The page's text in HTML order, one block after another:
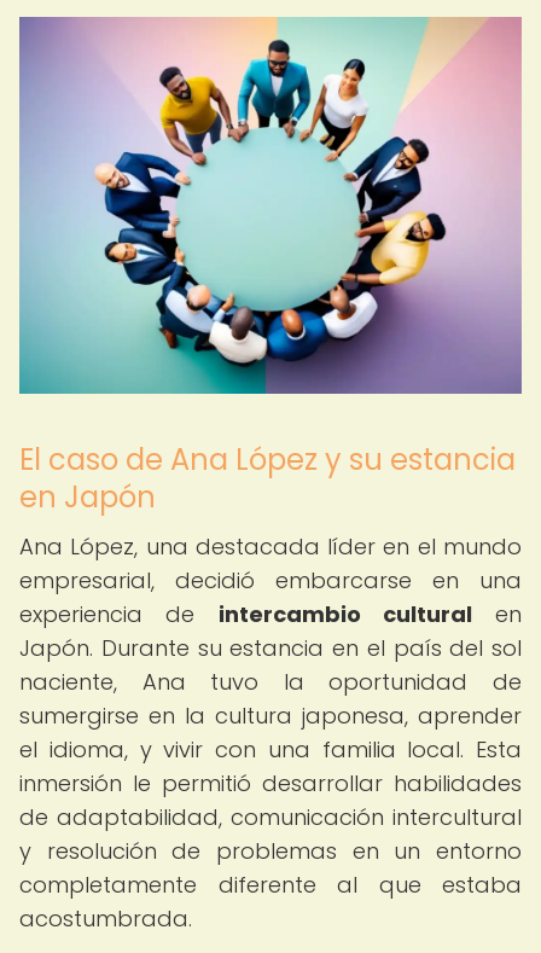
El caso de Ana López y su estancia
en Japón
Ana López, una destacada líder en el mundo
empresarial, decidió embarcarse en una
experiencia de intercambio culturalen
Japón. Durante su estancia en el país del sol
naciente, Ana tuvo la oportunidad de
sumergirse en la cultura japonesa, aprender
el idioma, y vivir con una familia local. Esta
inmersión le permitió desarrollar habilidades
de adaptabilidad, comunicación intercultural
y resolución de problemas en un entorno
completamente diferente al que estaba
acostumbrada.